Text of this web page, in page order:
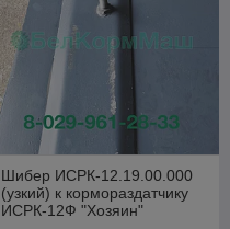
Шибер ИСРК-12.19.00.000
(узкий) к кормораздатчику
ИСРК-12Ф "Хозяин"